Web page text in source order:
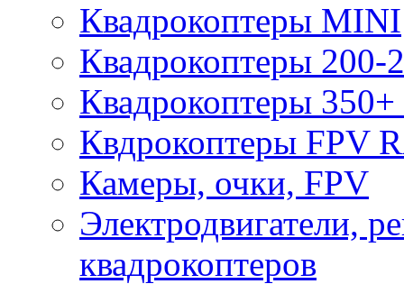
Квадрокоптеры MINI
Квадрокоптеры 200-
Квадрокоптеры 350+
Квдрокоптеры FPV
Камеры, очки, FPV
Электродвигатели,
квадрокоптеров